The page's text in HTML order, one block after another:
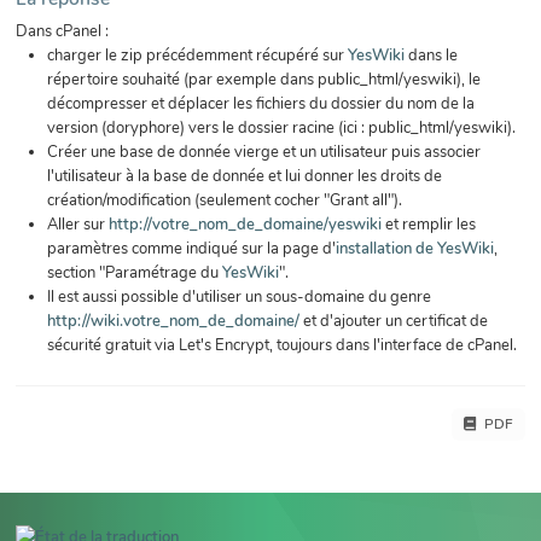
Dans cPanel :
charger le zip précédemment récupéré surYesWikidans le
répertoire souhaité (par exemple dans public_html/yeswiki), le
décompresser et déplacer les fichiers du dossier du nom de la
version (doryphore) vers le dossier racine (ici : public_html/yeswiki).
Créer une base de donnée vierge et un utilisateur puis associer
l'utilisateur à la base de donnée et lui donner les droits de
création/modification (seulement cocher "Grant all").
Aller sur http://votre_nom_de_domaine/yeswikiet remplir les
paramètres comme indiqué sur la page d'installation de YesWiki,
section "Paramétrage duYesWiki".
Il est aussi possible d'utiliser un sous-domaine du genre
http://wiki.votre_nom_de_domaine/et d'ajouter un certificat de
sécurité gratuit via Let's Encrypt, toujours dans l'interface de cPanel.
PDF